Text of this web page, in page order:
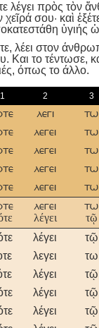
λέγει πρὸς τὸν
χεῖρά σου· καὶ
ὑγιής
λέει στον
Kαι το τέντωσε,
όπως το άλλο.
1 2 3
λεγι τω
λεγει τω
λεγει τω
λεγει τω
λεγει τω
λεγει
λέγει
τω
τῷ
λέγει τῷ
λεγει τω
λέγει τῷ
λέγει τῷ
λέγει τῷ